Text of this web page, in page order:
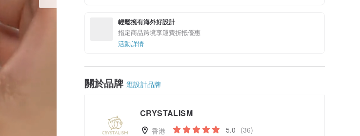
輕鬆擁有海外好設計
指定商品跨境享運費折抵優惠
活動詳情
關於品牌 逛設計品牌
CRYSTALISM
香港 5.0 (36)